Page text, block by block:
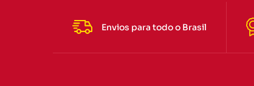
Envios para todo o Brasil